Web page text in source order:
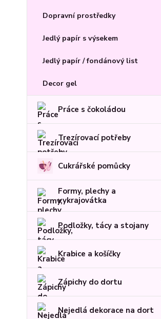
Dopravní prostředky
Jedlý papír s výsekem
Jedlý papír / fondánový list
Decor gel
Práce s čokoládou
Trezírovací potřeby
Cukrářské pomůcky
Formy, plechy a
vykrajovátka
Podložky, tácy a stojany
Krabice a košíčky
Zápichy do dortu
Nejedlá dekorace na dort